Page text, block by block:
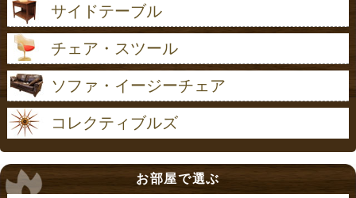
サイドテーブル
チェア・スツール
ソファ・イージーチェア
コレクティブルズ
お部屋で選ぶ